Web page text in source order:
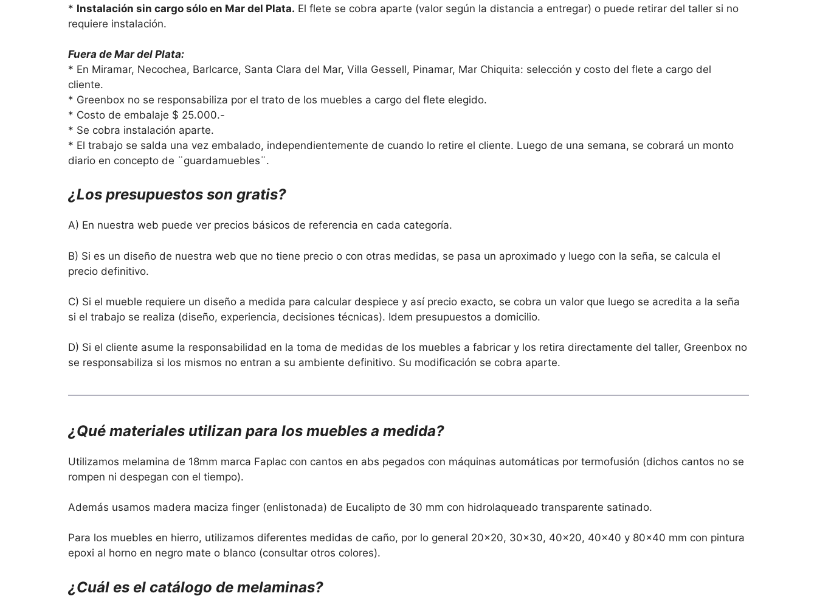
* Instalación sin cargo sólo en Mar del Plata. El flete se cobra aparte (valor según la distancia a entregar) o puede retirar del taller si no
requiere instalación.
Fuera de Mar del Plata:
* En Miramar, Necochea, Barlcarce, Santa Clara del Mar, Villa Gessell, Pinamar, Mar Chiquita: selección y costo del flete a cargo del
cliente.
* Greenbox no se responsabiliza por el trato de los muebles a cargo del flete elegido.
* Costo de embalaje $ 25.000.-
* Se cobra instalación aparte.
* El trabajo se salda una vez embalado, independientemente de cuando lo retire el cliente. Luego de una semana, se cobrará un monto
diario en concepto de ¨guardamuebles¨.
¿Los presupuestos son gratis?
A) En nuestra web puede ver precios básicos de referencia en cada categoría.
B) Si es un diseño de nuestra web que no tiene precio o con otras medidas, se pasa un aproximado y luego con la seña, se calcula el
precio definitivo.
C) Si el mueble requiere un diseño a medida para calcular despiece y así precio exacto, se cobra un valor que luego se acredita a la seña
si el trabajo se realiza (diseño, experiencia, decisiones técnicas). Idem presupuestos a domicilio.
D) Si el cliente asume la responsabilidad en la toma de medidas de los muebles a fabricar y los retira directamente del taller, Greenbox no
se responsabiliza si los mismos no entran a su ambiente definitivo. Su modificación se cobra aparte.
¿Qué materiales utilizan para los muebles a medida?
Utilizamos melamina de 18mm marca Faplac con cantos en abs pegados con máquinas automáticas por termofusión (dichos cantos no se
rompen ni despegan con el tiempo).
Además usamos madera maciza finger (enlistonada) de Eucalipto de 30 mm con hidrolaqueado transparente satinado.
Para los muebles en hierro, utilizamos diferentes medidas de caño, por lo general 20×20, 30×30, 40×20, 40×40 y 80×40 mm con pintura
epoxi al horno en negro mate o blanco (consultar otros colores).
¿Cuál es el catálogo de melaminas?